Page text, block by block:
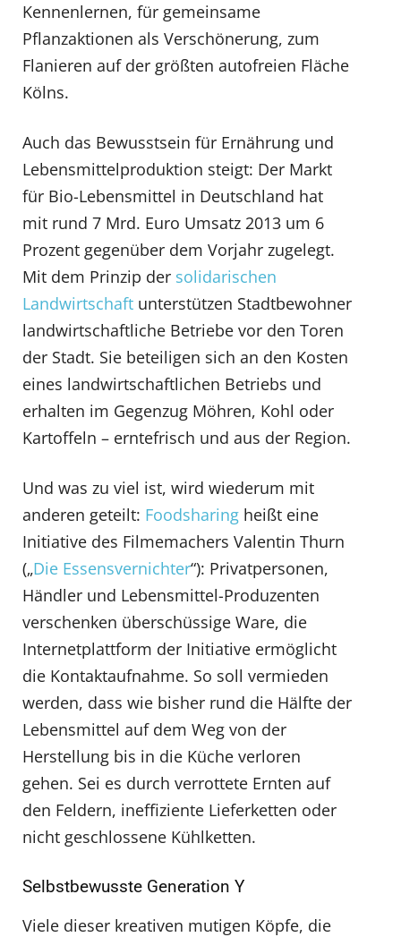
Kennenlernen, für gemeinsame
Pflanzaktionen als Verschönerung, zum
Flanieren auf der größten autofreien Fläche
Kölns.
Auch das Bewusstsein für Ernährung und
Lebensmittelproduktion steigt: Der Markt
für Bio-Lebensmittel in Deutschland hat
mit rund 7 Mrd. Euro Umsatz 2013 um 6
Prozent gegenüber dem Vorjahr zugelegt.
Mit dem Prinzip der solidarischen
Landwirtschaft unterstützen Stadtbewohner
landwirtschaftliche Betriebe vor den Toren
der Stadt. Sie beteiligen sich an den Kosten
eines landwirtschaftlichen Betriebs und
erhalten im Gegenzug Möhren, Kohl oder
Kartoffeln – erntefrisch und aus der Region.
Und was zu viel ist, wird wiederum mit
anderen geteilt: Foodsharing heißt eine
Initiative des Filmemachers Valentin Thurn
(„Die Essensvernichter“): Privatpersonen,
Händler und Lebensmittel-Produzenten
verschenken überschüssige Ware, die
Internetplattform der Initiative ermöglicht
die Kontaktaufnahme. So soll vermieden
werden, dass wie bisher rund die Hälfte der
Lebensmittel auf dem Weg von der
Herstellung bis in die Küche verloren
gehen. Sei es durch verrottete Ernten auf
den Feldern, ineffiziente Lieferketten oder
nicht geschlossene Kühlketten.
Selbstbewusste Generation Y
Viele dieser kreativen mutigen Köpfe, die